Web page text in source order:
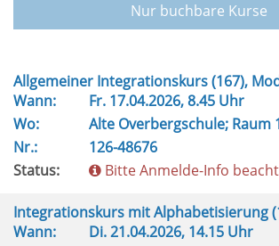
Nur buchbare Kurse
Allgemeiner Integrationskurs (167),
Wann:
Fr. 17.04.2026, 8.45 Uhr
Wo:
Alte Overbergschule; Raum
Nr.:
126-48676
Status:
Bitte Anmelde-Info
Integrationskurs mit Alphabetisierung
Wann:
Di.21.04.2026, 14.15 Uhr